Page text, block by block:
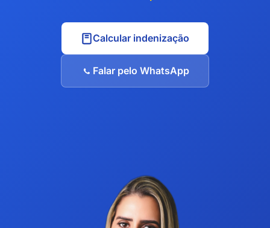
Calcular indenização
Falar pelo WhatsApp